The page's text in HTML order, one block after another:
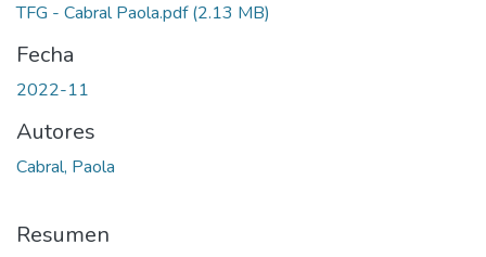
TFG - Cabral Paola.pdf(2.13 MB)
Fecha
2022-11
Autores
Cabral, Paola
Resumen